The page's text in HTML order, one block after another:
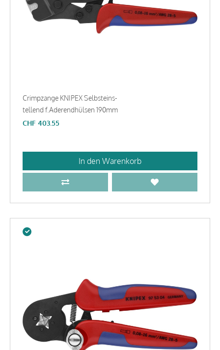
Crimpzange KNIPEX Selbsteins-
tellend f.Aderendhülsen 190mm
CHF 403.55
In den Warenkorb